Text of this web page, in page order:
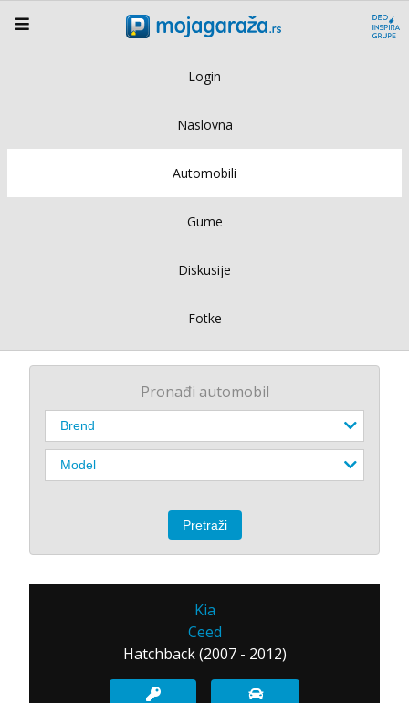
Login
Naslovna
Automobili
Gume
Diskusije
Fotke
Pronađi automobil
Kia
Ceed
Hatchback (2007 - 2012)